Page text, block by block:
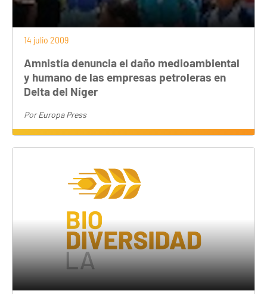
14 julio 2009
Amnistía denuncia el daño medioambiental
y humano de las empresas petroleras en
Delta del Níger
PorEuropa Press